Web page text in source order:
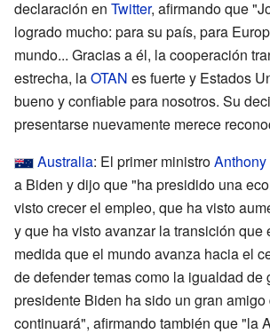
declaración en Twitter, afirmando que
logrado mucho: para su país, para
mundo... Gracias a él, la cooperación
estrecha, laOTAN es fuerte y Estados
bueno y confiable para nosotros. Su
presentarse nuevamente merece
Australia: El primer ministro
a Biden y dijo que "ha presidido una
visto crecer el empleo, que ha visto
y que ha visto avanzar la transición que
medida que el mundo avanza hacia el
de defender temas como la igualdad de
presidente Biden ha sido un gran
continuará", afirmando también que "la